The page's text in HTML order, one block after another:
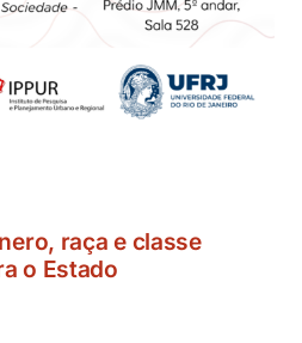
raça e classe
o Estado